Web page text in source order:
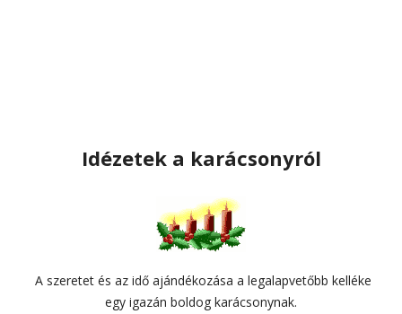
Idézetek a karácsonyról
A szeretet és az idő ajándékozása a legalapvetőbb kelléke
egy igazán boldog karácsonynak.